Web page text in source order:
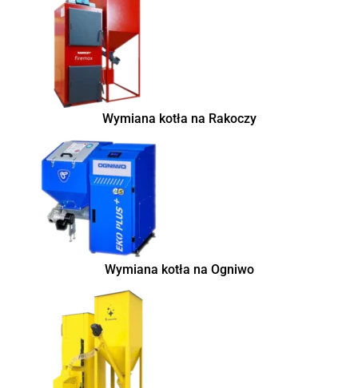
Wymiana kotła na Rakoczy
Wymiana kotła na Ogniwo